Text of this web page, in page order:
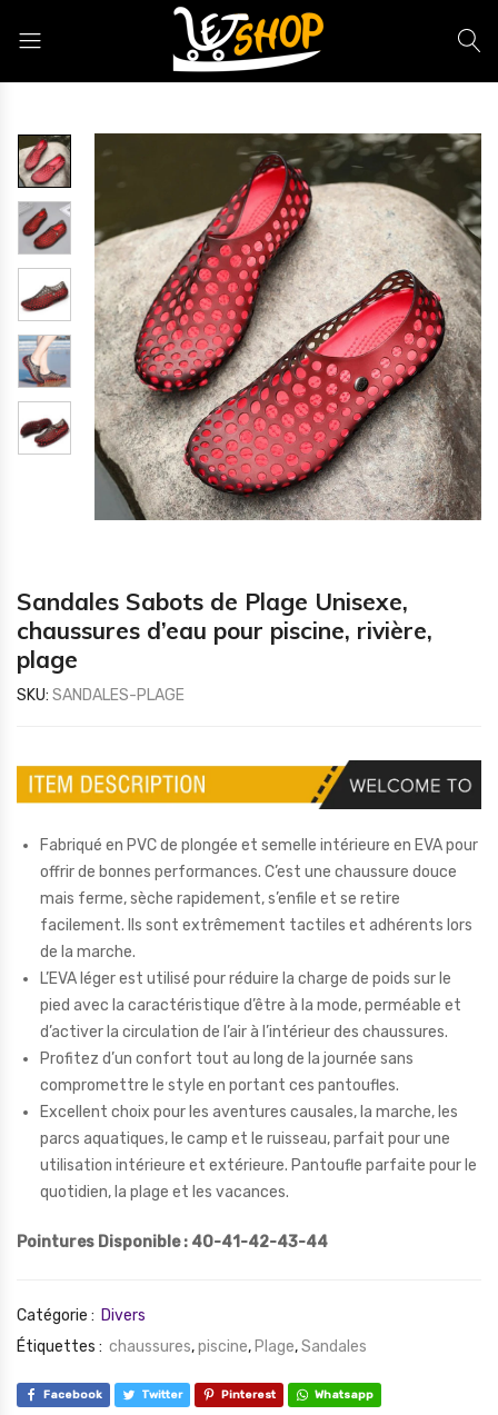
Sandales Sabots de Plage Unisexe,
chaussures d’eau pour piscine, rivière,
plage
SKU: SANDALES-PLAGE
Fabriqué en PVC de plongée et semelle intérieure en EVA pour
offrir de bonnes performances. C’est une chaussure douce
mais ferme, sèche rapidement, s’enfile et se retire
facilement. Ils sont extrêmement tactiles et adhérents lors
de la marche.
L’EVA léger est utilisé pour réduire la charge de poids sur le
pied avec la caractéristique d’être à la mode, perméable et
d’activer la circulation de l’air à l’intérieur des chaussures.
Profitez d’un confort tout au long de la journée sans
compromettre le style en portant ces pantoufles.
Excellent choix pour les aventures causales, la marche, les
parcs aquatiques, le camp et le ruisseau, parfait pour une
utilisation intérieure et extérieure. Pantoufle parfaite pour le
quotidien, la plage et les vacances.
Pointures Disponible : 40-41-42-43-44
Catégorie : Divers
Étiquettes : chaussures,piscine, Plage,Sandales
Facebook Twitter Pinterest Whatsapp